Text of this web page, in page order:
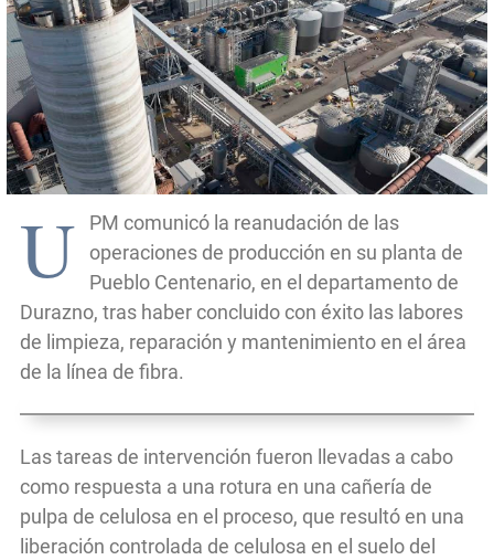
U
PM comunicó la reanudación de las
operaciones de producción en su planta de
Pueblo Centenario, en el departamento de
Durazno, tras haber concluido con éxito las labores
de limpieza, reparación y mantenimiento en el área
de la línea de fibra.
Las tareas de intervención fueron llevadas a cabo
como respuesta a una rotura en una cañería de
pulpa de celulosa en el proceso, que resultó en una
liberación controlada de celulosa en el suelo del